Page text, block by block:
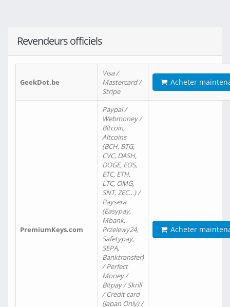
Revendeurs officiels
GeekDot.be
Visa /
Mastercard /
Stripe
Acheter
PremiumKeys.com
Paypal /
Webmoney /
Bitcoin,
Altcoins
(BCH, BTG,
CVC, DASH,
DOGE, EOS,
ETC, ETH,
LTC, OMG,
SNT, ZEC…) /
Paysera
(Easypay,
Mbank,
Przelewy24,
Safetypay,
SEPA,
Banktransfer)
/ Perfect
Money /
Bitpay / Skrill
/ Credit card
(Japan Only) /
Acheter